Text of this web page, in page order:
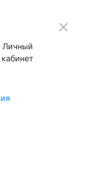
Личный
кабинет